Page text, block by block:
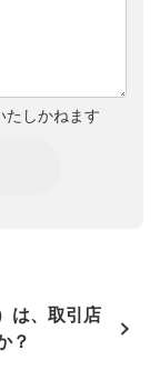
たしかねます
は、取引店
？